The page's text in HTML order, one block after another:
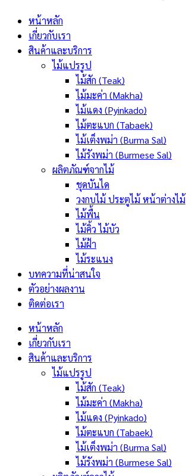
หน้าหลัก
เกี่ยวกับเรา
สินค้าและบริการ
ไม้แปรรูป
ไม้สัก (Teak)
ไม้มะค่า (Makha)
ไม้แดง (Pyinkado)
ไม้ตะแบก (Tabaek)
ไม้เต็งพม่า (Burma Sal)
ไม้รังพม่า (Burmese Sal)
ผลิตภัณฑ์จากไม้
ชุดบันได
วงกบไม้ ประตูไม้ หน้าต่างไม้
ไม้พื้น
ไม้คิ้ว ไม้บัว
ไม้ฝ้า
ไม้ระแนง
บทความที่น่าสนใจ
ตัวอย่างผลงาน
ติดต่อเรา
หน้าหลัก
เกี่ยวกับเรา
สินค้าและบริการ
ไม้แปรรูป
ไม้สัก (Teak)
ไม้มะค่า (Makha)
ไม้แดง (Pyinkado)
ไม้ตะแบก (Tabaek)
ไม้เต็งพม่า (Burma Sal)
ไม้รังพม่า (Burmese Sal)